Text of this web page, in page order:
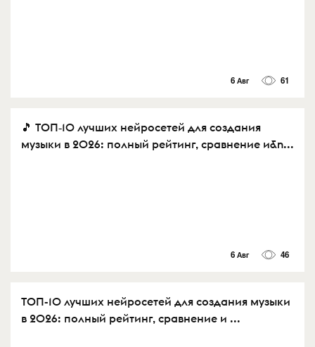
6 Авг 61
🎵 ТОП‑10 лучших нейросетей для создания
музыки в 2026: полный рейтинг, сравнение и&n...
6 Авг 46
ТОП-10 лучших нейросетей для создания музыки
в 2026: полный рейтинг, сравнение и ...